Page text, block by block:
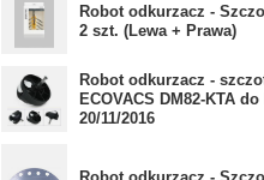
Robot odkurzacz -
2 szt. (Lewa + Prawa)
Robot odkurzacz -
ECOVACS DM82-KTA
20/11/2016
Robot odkurzacz -